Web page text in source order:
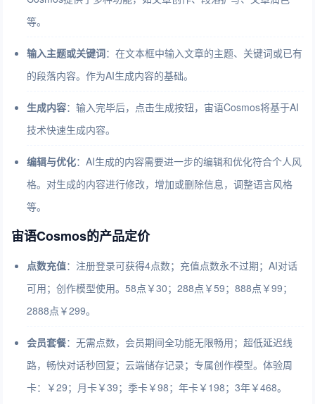
等。
输入主题或关键词：在文本框中输入文章的主题、关键词或已有
的段落内容。作为AI生成内容的基础。
生成内容：输入完毕后，点击生成按钮，宙语Cosmos将基于AI
技术快速生成内容。
编辑与优化：AI生成的内容需要进一步的编辑和优化符合个人风
格。对生成的内容进行修改，增加或删除信息，调整语言风格
等。
宙语Cosmos的产品定价
点数充值：注册登录可获得4点数；充值点数永不过期；AI对话
可用；创作模型使用。58点￥30；288点￥59；888点￥99；
2888点￥299。
会员套餐：无需点数，会员期间全功能无限畅用；超低延迟线
路，畅快对话秒回复；云端储存记录；专属创作模型。体验周
卡：￥29；月卡￥39；季卡￥98；年卡￥198；3年￥468。